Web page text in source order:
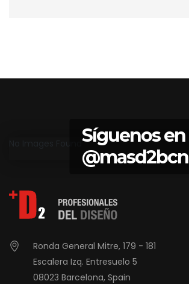
Síguenos en
@masd2bcn
Ronda General Mitre, 179 - 181
Escalera Izq. Entresuelo 5
08023 Barcelona, Spain